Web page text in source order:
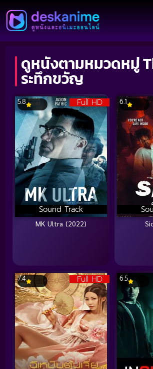
ดูหนังตามหมวดหมู่
ระทึกขวัญ
Full HD
Sound Track
5.8
MK Ultra (2022)
6.1
Full HD
7.4 6.5